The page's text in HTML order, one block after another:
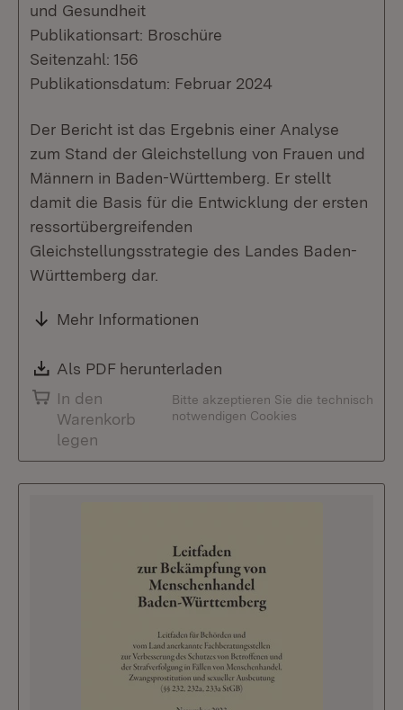
und Gesundheit
Publikationsart: Broschüre
Seitenzahl: 156
Publikationsdatum: Februar 2024
Der Bericht ist das Ergebnis einer Analyse
zum Stand der Gleichstellung von Frauen und
Männern in Baden-Württemberg. Er stellt
damit die Basis für die Entwicklung der ersten
ressortübergreifenden
Gleichstellungsstrategie des Landes Baden-
Württemberg dar.
Mehr Informationen
Download:
Als PDF herunterladen
In den
Warenkorb
legen
Bitte akzeptieren Sie die technisch
notwendigen Cookies